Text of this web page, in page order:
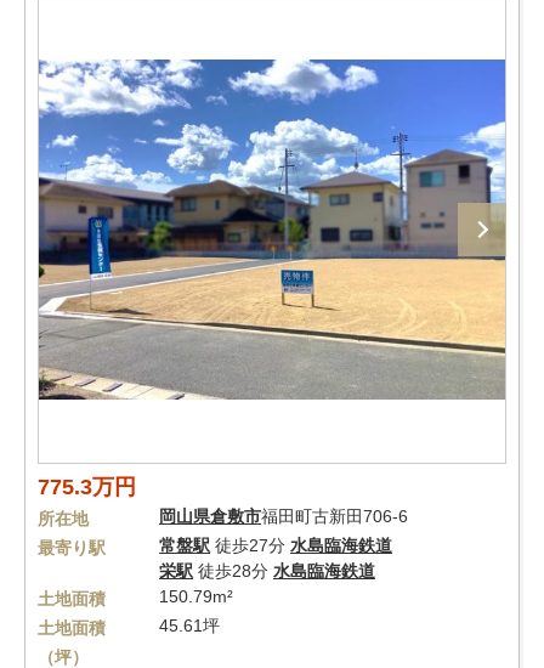
775.3万円
所在地 岡山県倉敷市福田町古新田706-6
最寄り駅
常盤駅 徒歩27分 水島臨海鉄道
栄駅 徒歩28分 水島臨海鉄道
土地面積
150.79m²
土地面積
（坪）
45.61坪